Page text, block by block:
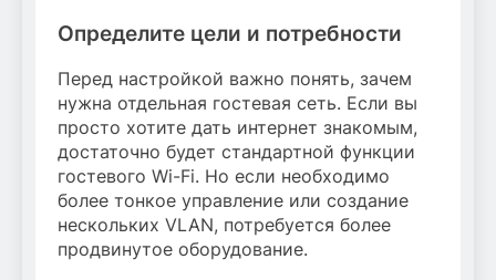
Определите цели и потребности
Перед настройкой важно понять, зачем
нужна отдельная гостевая сеть. Если вы
просто хотите дать интернет знакомым,
достаточно будет стандартной функции
гостевого Wi-Fi. Но если необходимо
более тонкое управление или создание
нескольких VLAN, потребуется более
продвинутое оборудование.